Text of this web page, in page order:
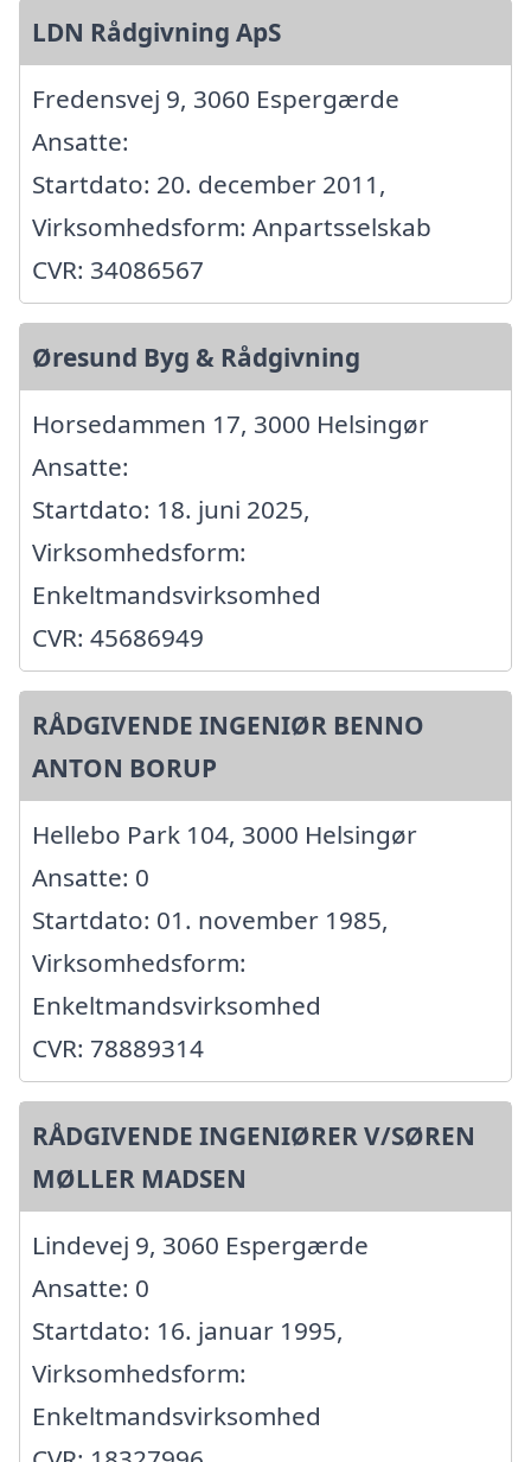
LDN Rådgivning ApS
Fredensvej 9, 3060 Espergærde
Ansatte:
Startdato: 20. december 2011,
Virksomhedsform: Anpartsselskab
CVR: 34086567
Øresund Byg & Rådgivning
Horsedammen 17, 3000 Helsingør
Ansatte:
Startdato: 18. juni 2025,
Virksomhedsform:
Enkeltmandsvirksomhed
CVR: 45686949
RÅDGIVENDE INGENIØR BENNO
ANTON BORUP
Hellebo Park 104, 3000 Helsingør
Ansatte: 0
Startdato: 01. november 1985,
Virksomhedsform:
Enkeltmandsvirksomhed
CVR: 78889314
RÅDGIVENDE INGENIØRER V/SØREN
MØLLER MADSEN
Lindevej 9, 3060 Espergærde
Ansatte: 0
Startdato: 16. januar 1995,
Virksomhedsform:
Enkeltmandsvirksomhed